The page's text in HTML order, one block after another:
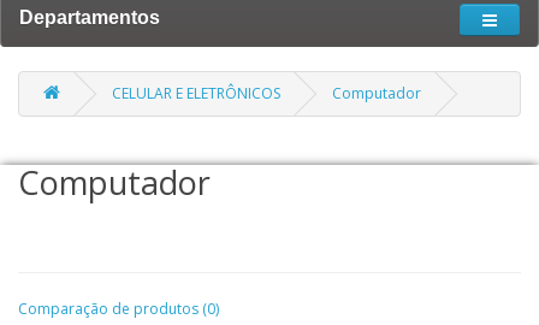
Departamentos
CELULAR E ELETRÔNICOS Computador
Computador
Comparação de produtos (0)